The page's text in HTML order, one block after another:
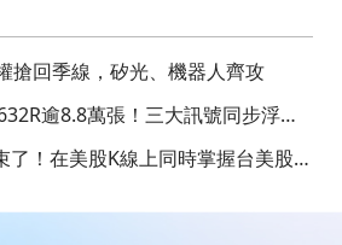
搶回季線，矽光、機器人齊攻
逾8.8萬張！三大訊號同步浮
盤？
了！在美股K線上同時掌握台美股損